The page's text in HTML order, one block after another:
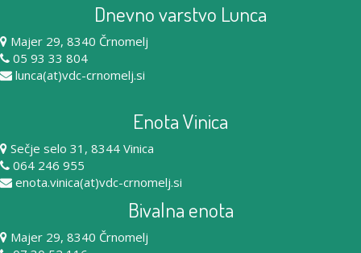
Dnevno varstvo Lunca
Majer 29, 8340 Črnomelj
05 93 33 804
lunca(at)vdc-crnomelj.si
Enota Vinica
Sečje selo 31, 8344 Vinica
064 246 955
enota.vinica(at)vdc-crnomelj.si
Bivalna enota
Majer 29, 8340 Črnomelj